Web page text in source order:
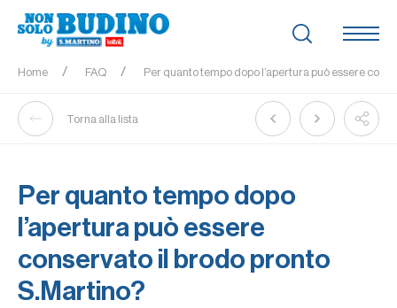
Home FAQ Per quanto tempo dopo l’apertura può essere
Torna alla lista
Per quanto tempo dopo
l’apertura può essere
conservato il brodo pronto
S.Martino?